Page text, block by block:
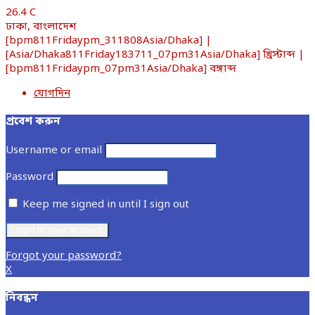
26.4 C
ঢাকা, বাংলাদেশ
[bpm811Fridaypm_311808Asia/Dhaka] |
[Asia/Dhaka811Friday183711_07pm31Asia/Dhaka] খ্রিস্টাব্দ |
[bpm811Fridaypm_07pm31Asia/Dhaka] বঙ্গাব্দ
যোগদিন
প্রবেশ করুন
Username or email
Password
Keep me signed in until I sign out
Forgot your password?
X
নিবন্ধন